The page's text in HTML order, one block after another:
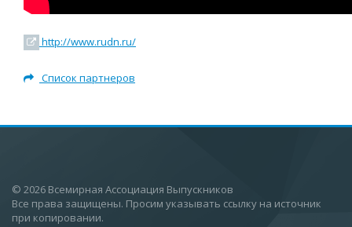
http://www.rudn.ru/
Список партнеров
© 2026 Всемирная Ассоциация Выпускников
Все права защищены. Просим указывать ссылку на источник
при копировании.